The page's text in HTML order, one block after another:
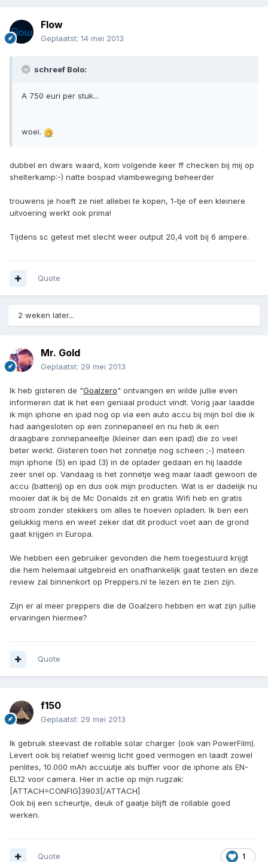
Flow
Geplaatst: 14 mei 2013
schreef Bolo:
A 750 euri per stuk...
woei.
dubbel en dwars waard, kom volgende keer ff checken bij mij op
shelterkamp:-) natte bospad vlambeweging beheerder
trouwens je hoeft ze niet allebei te kopen, 1-tje of een kleinere
uitvoering werkt ook prima!
Tijdens sc getest met slecht weer output 20,4 volt bij 6 ampere.
Quote
2 weken later...
Mr. Gold
Geplaatst: 29 mei 2013
Ik heb gisteren de "Goalzero" ontvangen en wilde jullie even
informeren dat ik het een geniaal product vindt. Vorig jaar laadde
ik mijn iphone en ipad nog op via een auto accu bij mijn bol die ik
had aangesloten op een zonnepaneel en nu heb ik een
draagbare zonnepaneeltje (kleiner dan een ipad) die zo veel
beter werkt. Gisteren toen het zonnetje nog scheen ;-) meteen
mijn iphone (5) en ipad (3) in de oplader gedaan en hij laadde
zeer snel op. Vandaag is het zonnetje weg maar laadt gewoon de
accu (batterij) op en dus ook mijn producten. Wat is er dadelijk nu
mooier dat ik bij de Mc Donalds zit en gratis Wifi heb en gratis
stroom zonder stekkers om alles te hoeven opladen. Ik ben een
gelukkig mens en weet zeker dat dit product voet aan de grond
gaat krijgen in Europa.
We hebben een gebruiker gevonden die hem toegestuurd krijgt
die hem helemaal uitgebreid en onafhankelijk gaat testen en deze
review zal binnenkort op Preppers.nl te lezen en te zien zijn.
Zijn er al meer preppers die de Goalzero hebben en wat zijn jullie
ervaringen hiermee?
Quote
f150
Geplaatst: 29 mei 2013
Ik gebruik steevast de rollable solar charger (ook van PowerFilm).
Levert ook bij relatief weinig licht goed vermogen en laadt zowel
penlites, 10.000 mAh accuutje als buffer voor de iphone als EN-
EL12 voor camera. Hier in actie op mijn rugzak:
[ATTACH=CONFIG]3903[/ATTACH]
Ook bij een scheurtje, deuk of gaatje blijft de rollable goed
werken.
1
Quote